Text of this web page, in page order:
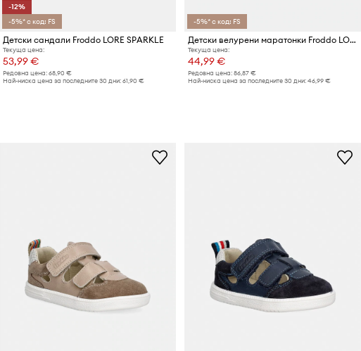
-12%
-5%* с код: FS
Детски сандали Froddo LORE SPARKLE
Текуща цена:
53,99 €
Редовна цена: 68,90 €
Най-ниска цена за последните 30 дни: 61,90 €
-5%* с код: FS
Детски велурени маратонки Froddo LOU
Текуща цена:
44,99 €
Редовна цена: 86,87 €
Най-ниска цена за последните 30 дни: 46,99 €